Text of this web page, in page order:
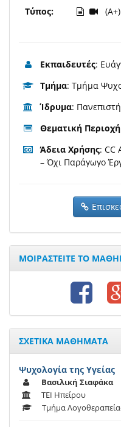
Τύπος:
(A+)
Εκπαιδευτές:
Τμήμα: Τμήμα
Ίδρυμα:
Θεματική Περιοχή
Άδεια Χρήσης: CC
– Όχι Παράγωγο
ΜΟΙΡΑΣΤΕΙΤΕ ΤΟ
ΣΧΕΤΙΚΑ ΜΑΘΗΜΑΤΑ
Ψυχολογία της Υγείας
Βασιλική Σιαφάκα
ΤΕΙ Ηπείρου
Τμήμα